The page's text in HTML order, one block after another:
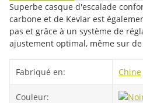
Superbe casque d'escalade
carbone et de Kevlar est
pas et grâce à un système de
ajustement optimal, même sur
Fabriqué en: Chine
Couleur: